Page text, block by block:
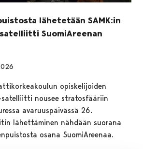
lähetetään SAMK:in
SuomiAreenan
opiskelijoiden
nousee stratosfääriin
avaruuspäivässä 26.
lähettäminen nähdään suorana
osana SuomiAreenaa.